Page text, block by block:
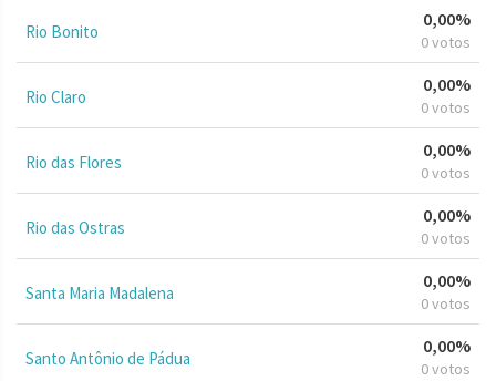
Rio Bonito
0,00%
0 votos
Rio Claro
0,00%
0 votos
Rio das Flores
0,00%
0 votos
Rio das Ostras
0,00%
0 votos
Santa Maria Madalena
0,00%
0 votos
Santo Antônio de Pádua
0,00%
0 votos